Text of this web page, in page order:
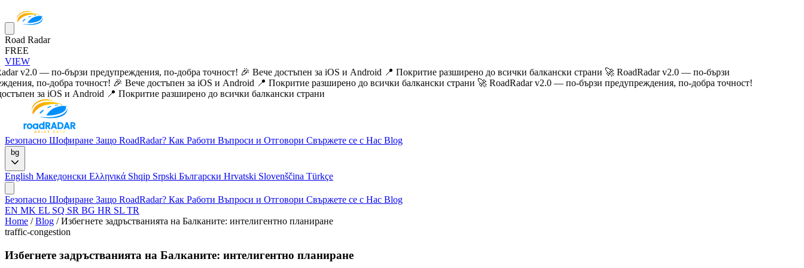
Road Radar
FREE
VIEW
v2.0 — по-бързи предупреждения, по-добра точност!🎉 Вече достъпен за iOS и Android📍 Покритие разширено до всички балкански страни🚀 RoadRadar v2.0 — по-бързи
по-добра точност!🎉 Вече достъпен за iOS и Android📍 Покритие разширено до всички балкански страни🚀 RoadRadar v2.0 — по-бързи предупреждения, по-добра точност!
за iOS и Android📍 Покритие разширено до всички балкански страни
Безопасно Шофиране Защо RoadRadar? Как Работи Въпроси и Отговори Свържете се с Нас Blog
bg
English Македонски Ελληνικά Shqip Srpski Български Hrvatski Slovenščina Türkçe
Безопасно Шофиране Защо RoadRadar? Как Работи Въпроси и Отговори Свържете се с Нас Blog
EN MK EL SQ SR BG HR SL TR
Home / Blog / Избегнете задръстванията на Балканите: интелигентно планиране
traffic-congestion
Избегнете задръстванията на Балканите: интелигентно планиране